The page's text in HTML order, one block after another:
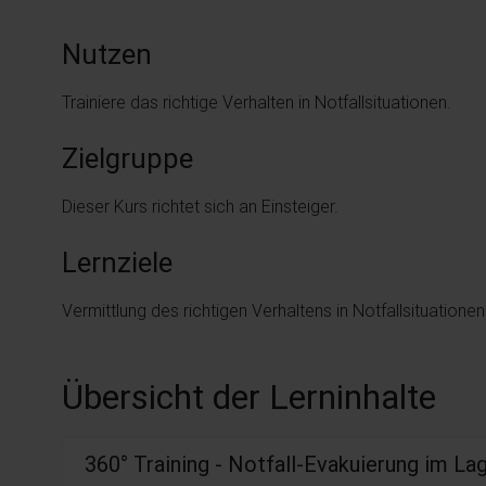
Nutzen
Trainiere das richtige Verhalten in Notfallsituationen.
Zielgruppe
Dieser Kurs richtet sich an Einsteiger.
Lernziele
Vermittlung des richtigen Verhaltens in Notfallsituationen.
Übersicht der Lerninhalte
360° Training - Notfall-Evakuierung im